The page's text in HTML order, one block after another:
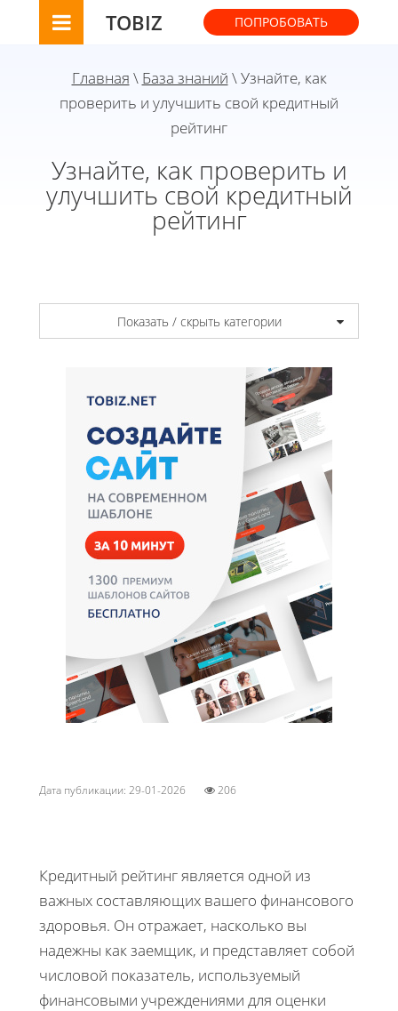
TOBIZ ПОПРОБОВАТЬ
Главная \ База знаний \ Узнайте, как
проверить и улучшить свой кредитный
рейтинг
Узнайте, как проверить и
улучшить свой кредитный
рейтинг
Показать / скрыть категории
Дата публикации: 29-01-2026 206
Кредитный рейтинг является одной из
важных составляющих вашего финансового
здоровья. Он отражает, насколько вы
надежны как заемщик, и представляет собой
числовой показатель, используемый
финансовыми учреждениями для оценки